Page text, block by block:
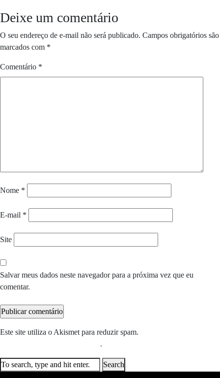
Deixe um comentário
O seu endereço de e-mail não será publicado. Campos obrigatórios são
marcados com *
Comentário *
Nome *
E-mail *
Site
Salvar meus dados neste navegador para a próxima vez que eu
comentar.
Este site utiliza o Akismet para reduzir spam.
.
Search